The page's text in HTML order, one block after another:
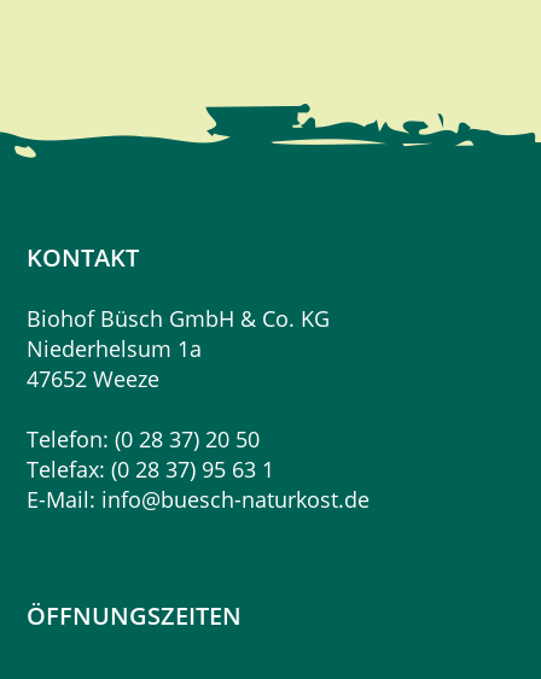
KONTAKT
Biohof Büsch GmbH & Co. KG
Niederhelsum 1a
47652 Weeze
Telefon: (0 28 37) 20 50
Telefax: (0 28 37) 95 63 1
E-Mail: info@buesch-naturkost.de
ÖFFNUNGSZEITEN